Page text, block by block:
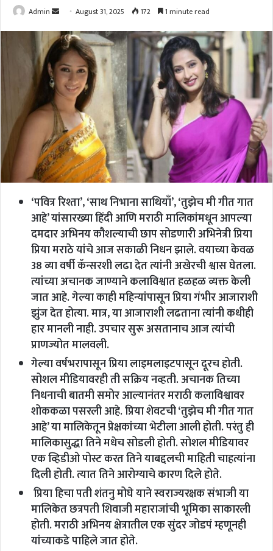
Admin
Send
email
August 31, 2025 172 1 minute read
‘पवित्र रिश्ता’, ‘साथ निभाना साथियाँ’, ‘तुझेच मी गीत गात
आहे’ यांसारख्या हिंदी आणि मराठी मालिकांमधून आपल्या
दमदार अभिनय कौशल्याची छाप सोडणारी अभिनेत्री प्रिया
प्रिया मराठे यांचे आज सकाळी निधन झाले. वयाच्या केवळ
38 व्या वर्षी कॅन्सरशी लढा देत त्यांनी अखेरची श्वास घेतला.
त्यांच्या अचानक जाण्याने कलाविश्वात हळहळ व्यक्त केली
जात आहे. गेल्या काही महिन्यांपासून प्रिया गंभीर आजाराशी
झुंज देत होत्या. मात्र, या आजाराशी लढताना त्यांनी कधीही
हार मानली नाही. उपचार सुरू असतानाच आज त्यांची
प्राणज्योत मालवली.
गेल्या वर्षभरापासून प्रिया लाइमलाइटपासून दूरच होती.
सोशल मीडियावरही ती सक्रिय नव्हती. अचानक तिच्या
निधनाची बातमी समोर आल्यानंतर मराठी कलाविश्वावर
शोककळा पसरली आहे. प्रिया शेवटची ‘तुझेच मी गीत गात
आहे’ या मालिकेतून प्रेक्षकांच्या भेटीला आली होती. परंतु ही
मालिकासुद्धा तिने मधेच सोडली होती. सोशल मीडियावर
एक व्हिडीओ पोस्ट करत तिने याबद्दलची माहिती चाहत्यांना
दिली होती. त्यात तिने आरोग्याचे कारण दिले होते.
प्रिया हिचा पती शंतनु मोघे याने स्वराज्यरक्षक संभाजी या
मालिकेत छत्रपती शिवाजी महाराजांची भूमिका साकारली
होती. मराठी अभिनय क्षेत्रातील एक सुंदर जोडपं म्हणूनही
यांच्याकडे पाहिले जात होते.